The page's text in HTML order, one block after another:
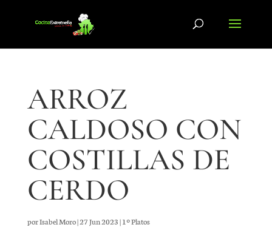
ARROZ
CALDOSO CON
COSTILLAS DE
CERDO
porIsabel Moro|27 Jun 2023|1º Platos